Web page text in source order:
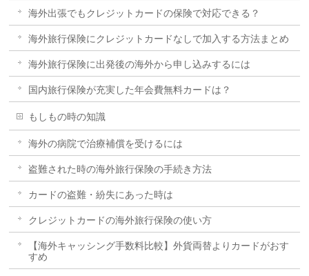
海外出張でもクレジットカードの保険で対応できる？
海外旅行保険にクレジットカードなしで加入する方法まとめ
海外旅行保険に出発後の海外から申し込みするには
国内旅行保険が充実した年会費無料カードは？
もしもの時の知識
海外の病院で治療補償を受けるには
盗難された時の海外旅行保険の手続き方法
カードの盗難・紛失にあった時は
クレジットカードの海外旅行保険の使い方
【海外キャッシング手数料比較】外貨両替よりカードがおす
すめ